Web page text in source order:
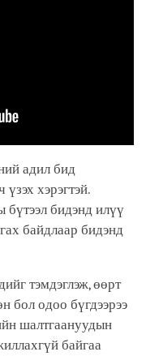
адил бид
хэрэгтэй.
бидэнд илүү
байдлаар бидэнд
тэмдэглэж, өөрт
бол одоо бүгдээрээ
шалтгаануудын
байгаа